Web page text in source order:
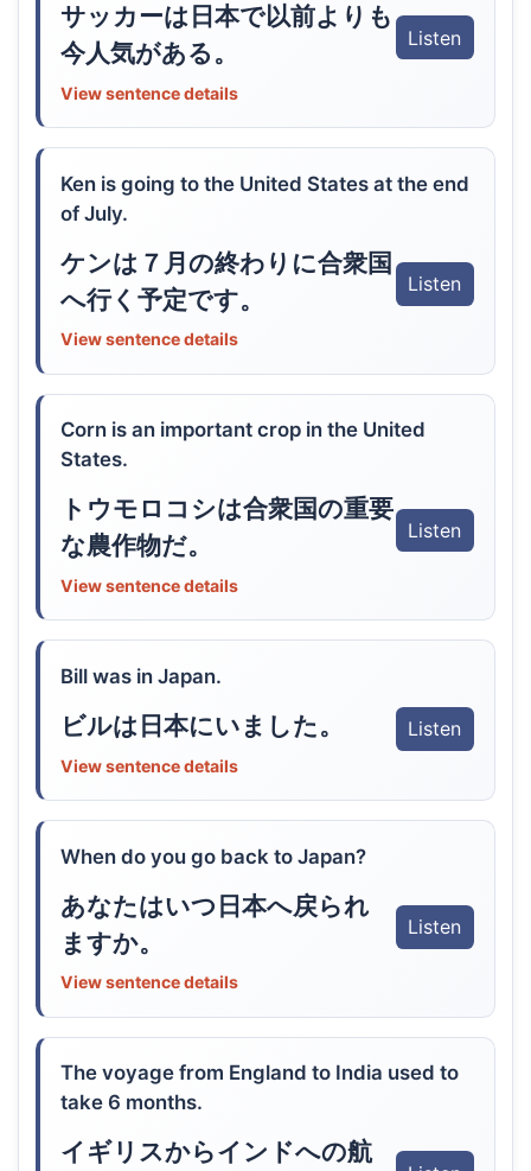
サッカーは日本で以前よりも
今人気がある。
Listen
View sentence details
Ken is going to the United States at the end
of July.
ケンは７月の終わりに合衆国
へ行く予定です。
Listen
View sentence details
Corn is an important crop in the United
States.
トウモロコシは合衆国の重要
な農作物だ。
Listen
View sentence details
Bill was in Japan.
ビルは日本にいました。 Listen
View sentence details
When do you go back to Japan?
あなたはいつ日本へ戻られ
ますか。
Listen
View sentence details
The voyage from England to India used to
take 6 months.
イギリスからインドへの航